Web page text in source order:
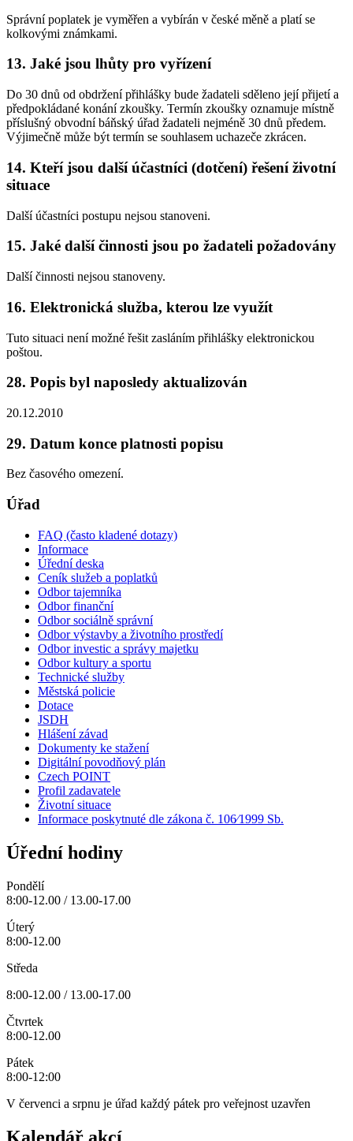
Správní poplatek je vyměřen a vybírán v české měně a platí se
kolkovými známkami.
13. Jaké jsou lhůty pro vyřízení
Do 30 dnů od obdržení přihlášky bude žadateli sděleno její přijetí a
předpokládané konání zkoušky. Termín zkoušky oznamuje místně
příslušný obvodní báňský úřad žadateli nejméně 30 dnů předem.
Výjimečně může být termín se souhlasem uchazeče zkrácen.
14. Kteří jsou další účastníci (dotčení) řešení životní
situace
Další účastníci postupu nejsou stanoveni.
15. Jaké další činnosti jsou po žadateli požadovány
Další činnosti nejsou stanoveny.
16. Elektronická služba, kterou lze využít
Tuto situaci není možné řešit zasláním přihlášky elektronickou
poštou.
28. Popis byl naposledy aktualizován
20.12.2010
29. Datum konce platnosti popisu
Bez časového omezení.
Úřad
FAQ (často kladené dotazy)
Informace
Úřední deska
Ceník služeb a poplatků
Odbor tajemníka
Odbor finanční
Odbor sociálně správní
Odbor výstavby a životního prostředí
Odbor investic a správy majetku
Odbor kultury a sportu
Technické služby
Městská policie
Dotace
JSDH
Hlášení závad
Dokumenty ke stažení
Digitální povodňový plán
Czech POINT
Profil zadavatele
Životní situace
Informace poskytnuté dle zákona č. 106⁄1999 Sb.
Úřední hodiny
Pondělí
8:00-12.00 / 13.00-17.00
Úterý
8:00-12.00
Středa
8:00-12.00 / 13.00-17.00
Čtvrtek
8:00-12.00
Pátek
8:00-12:00
V červenci a srpnu je úřad každý pátek pro veřejnost uzavřen
Kalendář akcí